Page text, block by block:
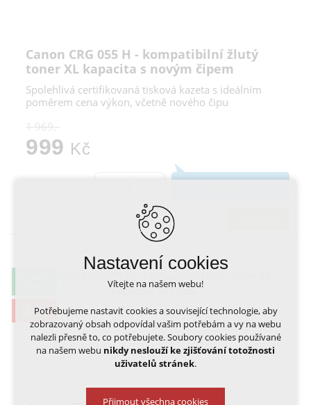
Canon CRG 055 H - kompatibilní žlutý
toner XL kapacita s novým čipem
Spolehlivá certifikovaná tisková kazeta s ideálním
poměrem cena výkon, včetně nového čipu
1 969,-
999 Kč
-24%
Nastavení cookies
Vítejte na našem webu!
Potřebujeme nastavit cookies a související technologie, aby
zobrazovaný obsah odpovídal vašim potřebám a vy na webu
nalezli přesně to, co potřebujete. Soubory cookies používané
na našem webu nikdy neslouží ke zjišťování totožnosti
uživatelů stránek.
Přijmout všechna cookies